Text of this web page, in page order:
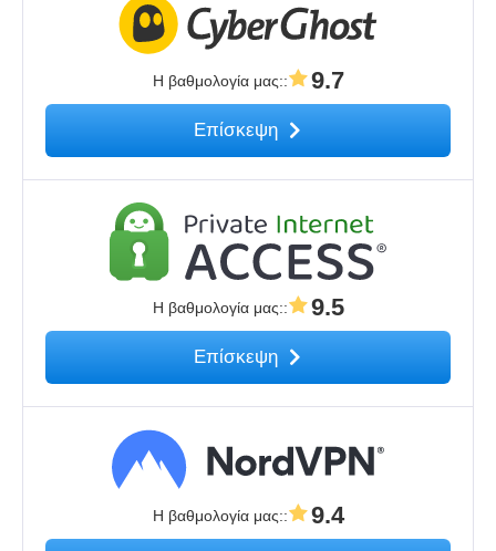
Η βαθμολογία μας:: 9.7
Επίσκεψη
Η βαθμολογία μας:: 9.5
Επίσκεψη
Η βαθμολογία μας:: 9.4